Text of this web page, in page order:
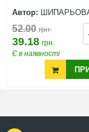
Автор:
52.00 грн.
39.18 грн.
Є в наявності